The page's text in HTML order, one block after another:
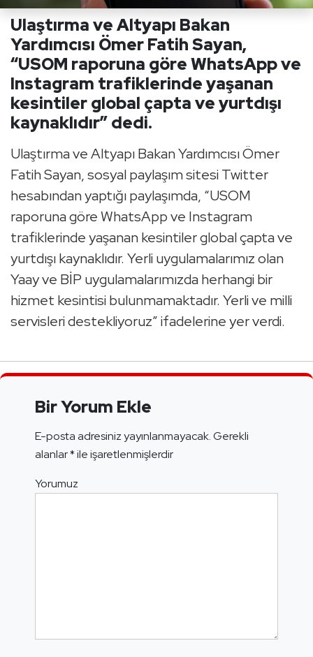
Ulaştırma ve Altyapı Bakan
Yardımcısı Ömer Fatih Sayan,
“USOM raporuna göre WhatsApp ve
Instagram trafiklerinde yaşanan
kesintiler global çapta ve yurtdışı
kaynaklıdır” dedi.
Ulaştırma ve Altyapı Bakan Yardımcısı Ömer
Fatih Sayan, sosyal paylaşım sitesi Twitter
hesabından yaptığı paylaşımda, “USOM
raporuna göre WhatsApp ve Instagram
trafiklerinde yaşanan kesintiler global çapta ve
yurtdışı kaynaklıdır. Yerli uygulamalarımız olan
Yaay ve BİP uygulamalarımızda herhangi bir
hizmet kesintisi bulunmamaktadır. Yerli ve milli
servisleri destekliyoruz” ifadelerine yer verdi.
Bir Yorum Ekle
E-posta adresiniz yayınlanmayacak.Gerekli
alanlar*ile işaretlenmişlerdir
Yorumuz